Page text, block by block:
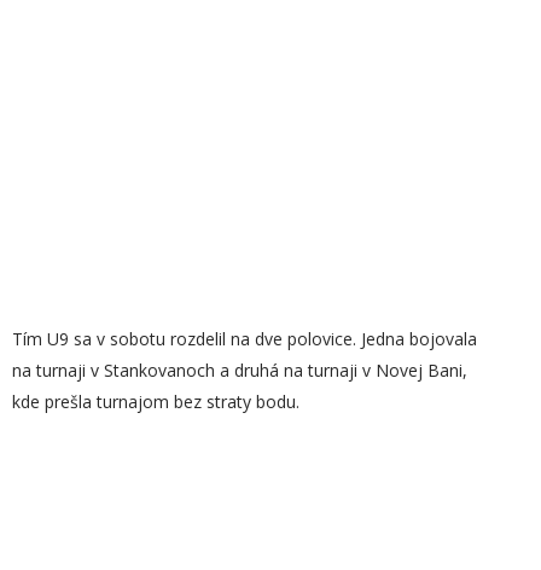
Tím U9 sa v sobotu rozdelil na dve polovice. Jedna bojovala
na turnaji v Stankovanoch a druhá na turnaji v Novej Bani,
kde prešla turnajom bez straty bodu.